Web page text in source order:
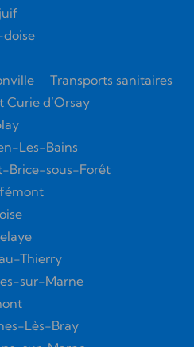
Transports sanitaires
d’Orsay
Les-Bains
Brice-sous-Forêt
Thierry
sur-Marne
Lès-Bray